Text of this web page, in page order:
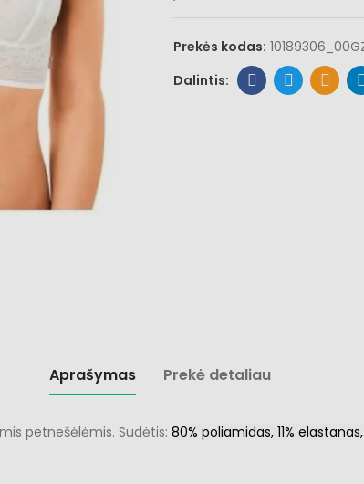
Prekės kodas:
Aprašymas Prekė detaliau
petnešėlėmis. Sudėtis: 80% poliamidas, 11%